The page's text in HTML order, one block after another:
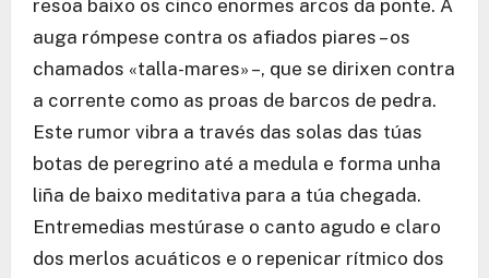
resoa baixo os cinco enormes arcos da ponte. A
auga rómpese contra os afiados piares – os
chamados «talla-mares» –, que se dirixen contra
a corrente como as proas de barcos de pedra.
Este rumor vibra a través das solas das túas
botas de peregrino até a medula e forma unha
liña de baixo meditativa para a túa chegada.
Entremedias mestúrase o canto agudo e claro
dos merlos acuáticos e o repenicar rítmico dos